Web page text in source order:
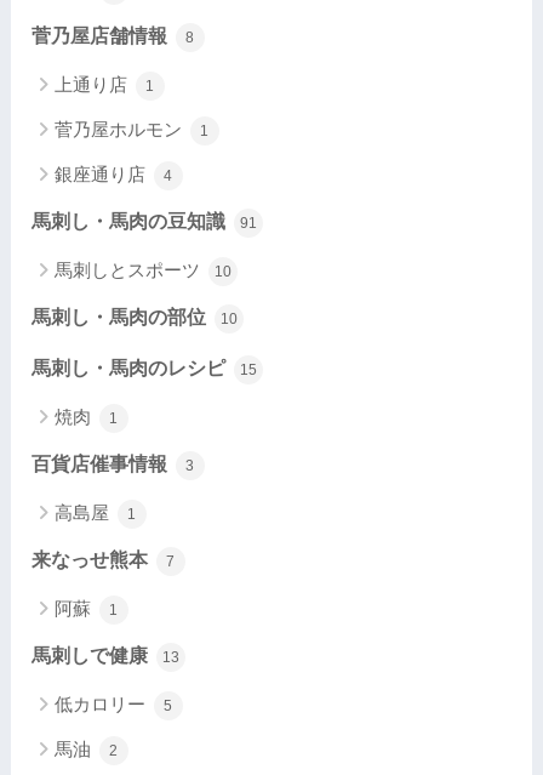
菅乃屋店舗情報 8
上通り店 1
菅乃屋ホルモン 1
銀座通り店 4
馬刺し・馬肉の豆知識 91
馬刺しとスポーツ 10
馬刺し・馬肉の部位 10
馬刺し・馬肉のレシピ 15
焼肉 1
百貨店催事情報 3
高島屋 1
来なっせ熊本 7
阿蘇 1
馬刺しで健康 13
低カロリー 5
馬油 2